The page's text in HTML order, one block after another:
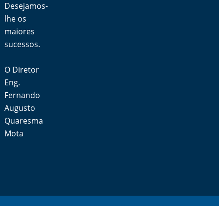
Desejamos-
lhe os
maiores
sucessos.
O Diretor
Eng.
Fernando
Augusto
Quaresma
Mota